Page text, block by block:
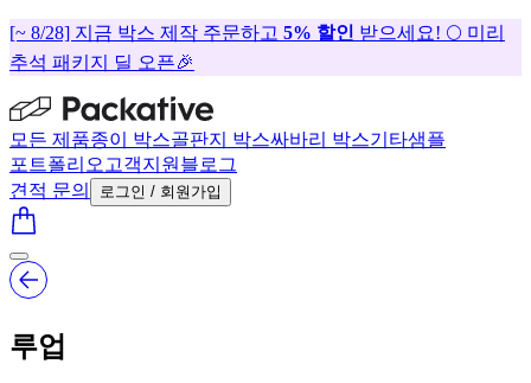
[~ 8/28] 지금 박스 제작 주문하고 5% 할인 받으세요! 🌕 미리
추석 패키지 딜 오픈🎉
모든 제품종이 박스골판지 박스싸바리 박스기타샘플
포트폴리오 고객지원 블로그
견적 문의
로그인 / 회원가입
루업